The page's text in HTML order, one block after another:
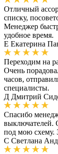
Отличный
списку,
Менеджер
удобное время.
Е Екатерина
Переходим на
Очень
часов,
специалисты.
Д Дмитрий
Спасибо
выключателей.
под мою схему.
С Светлана